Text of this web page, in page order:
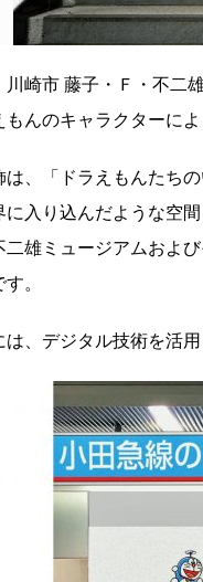
川崎市 藤子・Ｆ・不二
もんのキャラクターによ
は、「ドラえもんたち
に入り込んだような空
二雄ミュージアムおよ
。
は、デジタル技術を活